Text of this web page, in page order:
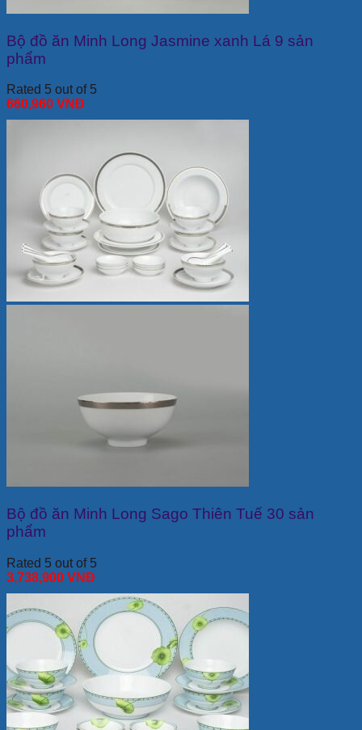
Bộ đồ ăn Minh Long Jasmine xanh Lá 9 sản
phẩm
Rated 5 out of 5
660,960 VNĐ
Bộ đồ ăn Minh Long Sago Thiên Tuế 30 sản
phẩm
Rated 5 out of 5
3,738,900 VNĐ